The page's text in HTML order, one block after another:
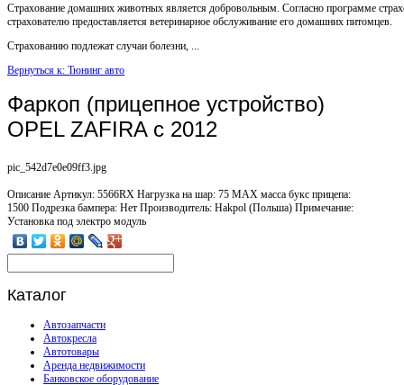
Страхование домашних животных является добровольным. Согласно программе
страхователю предоставляется ветеринарное обслуживание его домашних питомцев.
Страхованию подлежат случаи болезни, ...
Вернуться к: Тюнинг авто
Фаркоп (прицепное устройство)
OPEL ZAFIRA с 2012
pic_542d7e0e09ff3.jpg
Описание Артикул: 5566RX Нагрузка на шар: 75 MAX масса букс прицепа:
1500 Подрезка бампера: Нет Производитель: Hakpol (Польша) Примечание:
Установка под электро модуль
Каталог
Автозапчасти
Автокресла
Автотовары
Аренда недвижимости
Банковское оборудование